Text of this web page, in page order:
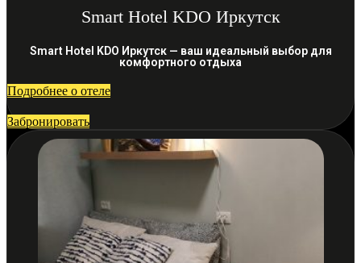
Smart Hotel KDO Иркутск
Smart Hotel KDO Иркутск — ваш идеальный выбор для
комфортного отдыха
Подробнее о отеле
Забронировать